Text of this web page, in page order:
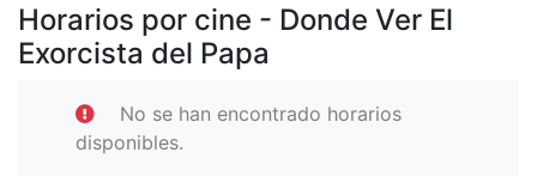
Horarios por cine - Donde Ver El
Exorcista del Papa
No se han encontrado horarios
disponibles.